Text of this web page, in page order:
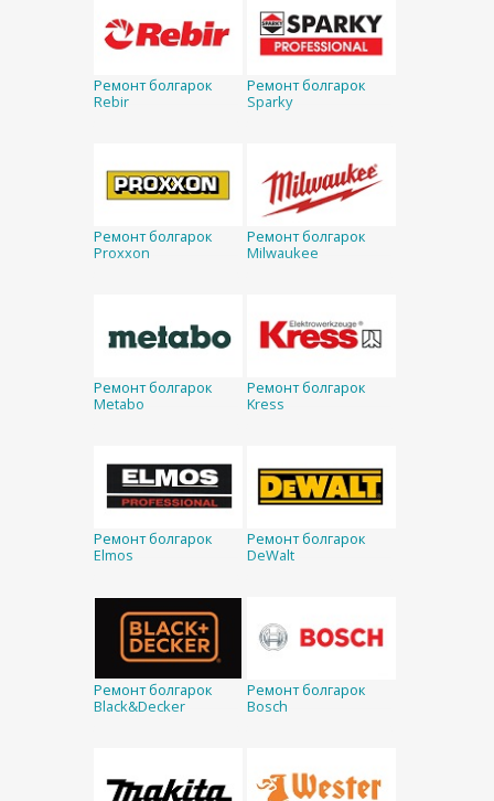
Ремонт болгарок
Rebir
Ремонт болгарок
Sparky
Ремонт болгарок
Proxxon
Ремонт болгарок
Milwaukee
Ремонт болгарок
Metabo
Ремонт болгарок
Kress
Ремонт болгарок
Elmos
Ремонт болгарок
DeWalt
Ремонт болгарок
Black&Decker
Ремонт болгарок
Bosch